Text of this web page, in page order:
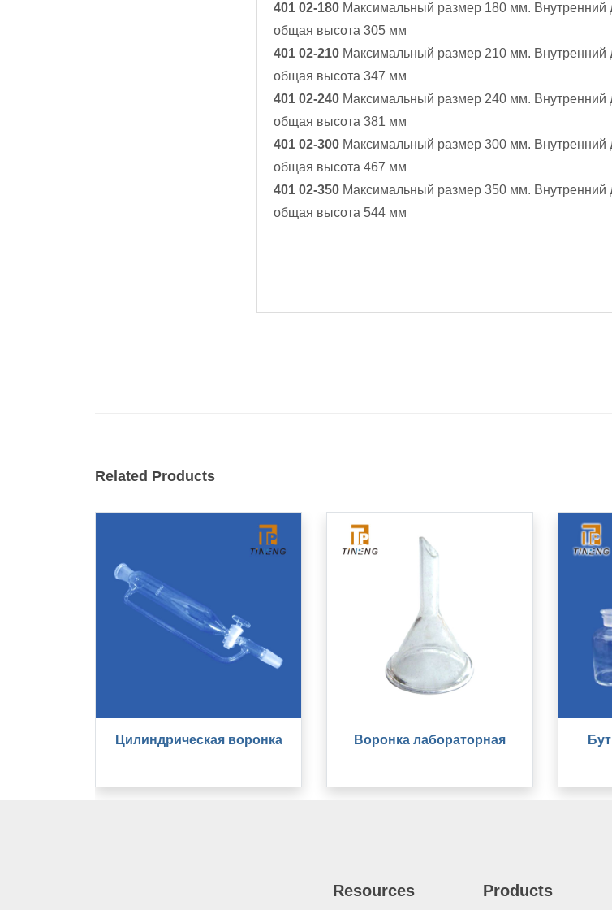
401 02-180 Максимальный размер 180 мм.
общая высота 305 мм
401 02-210 Максимальный размер 210 мм.
общая высота 347 мм
401 02-240 Максимальный размер 240 мм.
общая высота 381 мм
401 02-300 Максимальный размер 300 мм.
общая высота 467 мм
401 02-350 Максимальный размер 350 мм.
общая высота 544 мм
Related Products
Цилиндрическая воронка Воронка лабораторная
Resources Products